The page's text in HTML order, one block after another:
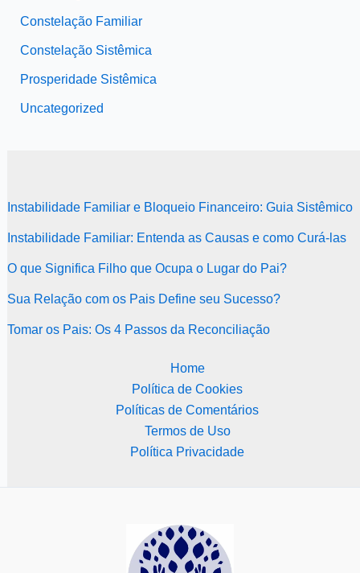
Constelação Familiar
Constelação Sistêmica
Prosperidade Sistêmica
Uncategorized
Instabilidade Familiar e Bloqueio Financeiro: Guia Sistêmico
Instabilidade Familiar: Entenda as Causas e como Curá-las
O que Significa Filho que Ocupa o Lugar do Pai?
Sua Relação com os Pais Define seu Sucesso?
Tomar os Pais: Os 4 Passos da Reconciliação
Home
Política de Cookies
Políticas de Comentários
Termos de Uso
Política Privacidade